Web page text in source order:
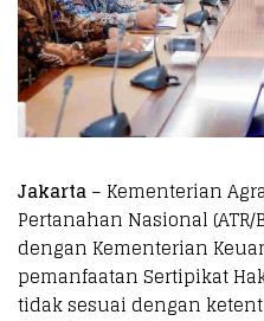
Jakarta– Kementerian
Pertanahan Nasional
dengan Kementerian
pemanfaatan Sertipikat
tidak sesuai dengan